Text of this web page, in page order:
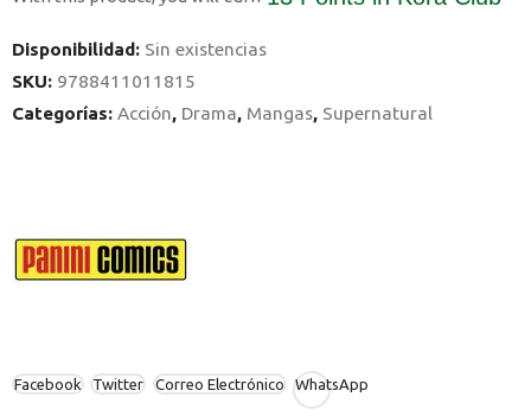
Disponibilidad: Sin existencias
SKU: 9788411011815
Categorías: Acción, Drama, Mangas, Supernatural
Facebook Twitter Correo Electrónico WhatsApp